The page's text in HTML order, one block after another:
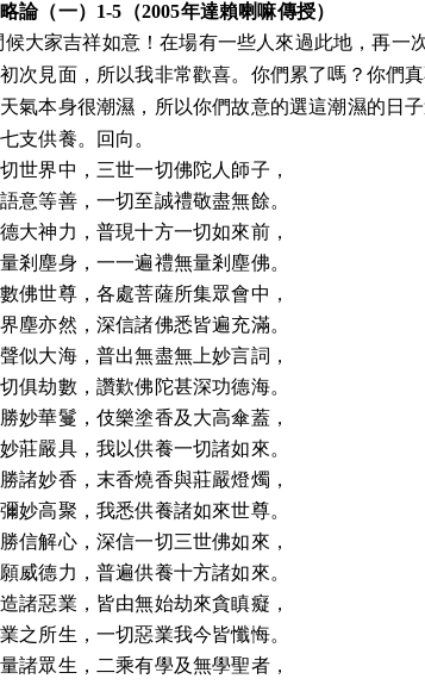
論（一） 1-5 （2005年達賴喇嘛傳授）
候大家吉祥如意！在場有一些人來過此地，再一
次見面，所以我非常歡喜。你們累了嗎？你們
氣本身很潮濕，所以你們故意的選這潮濕的日
支供養。回向。
世界中，三世一切佛陀人師子，
意等善，一切至誠禮敬盡無餘。
大神力，普現十方一切如來前，
剎塵身，一一遍禮無量剎塵佛。
佛世尊，各處菩薩所集眾會中，
塵亦然，深信諸佛悉皆遍充滿。
似大海，普出無盡無上妙言詞，
俱劫數，讚歎佛陀甚深功德海。
妙華鬘，伎樂塗香及大高傘蓋，
莊嚴具，我以供養一切諸如來。
諸妙香，末香燒香與莊嚴燈燭，
妙高聚，我悉供養諸如來世尊。
信解心，深信一切三世佛如來，
威德力，普遍供養十方諸如來。
諸惡業，皆由無始劫來貪瞋癡，
之所生，一切惡業我今皆懺悔。
諸眾生，二乘有學及無學聖者，